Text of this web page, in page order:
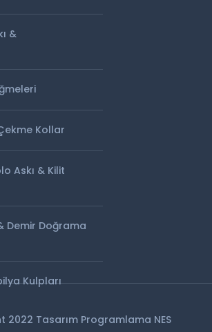
&
Kollar
Askı & Kilit
Demir Doğrama
Kulpları
2022 Tasarım Programlama NES